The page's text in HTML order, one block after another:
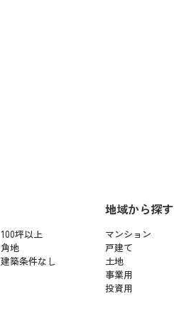
100坪以上
角地
建築条件なし
地域から探す
マンション
戸建て
土地
事業用
投資用